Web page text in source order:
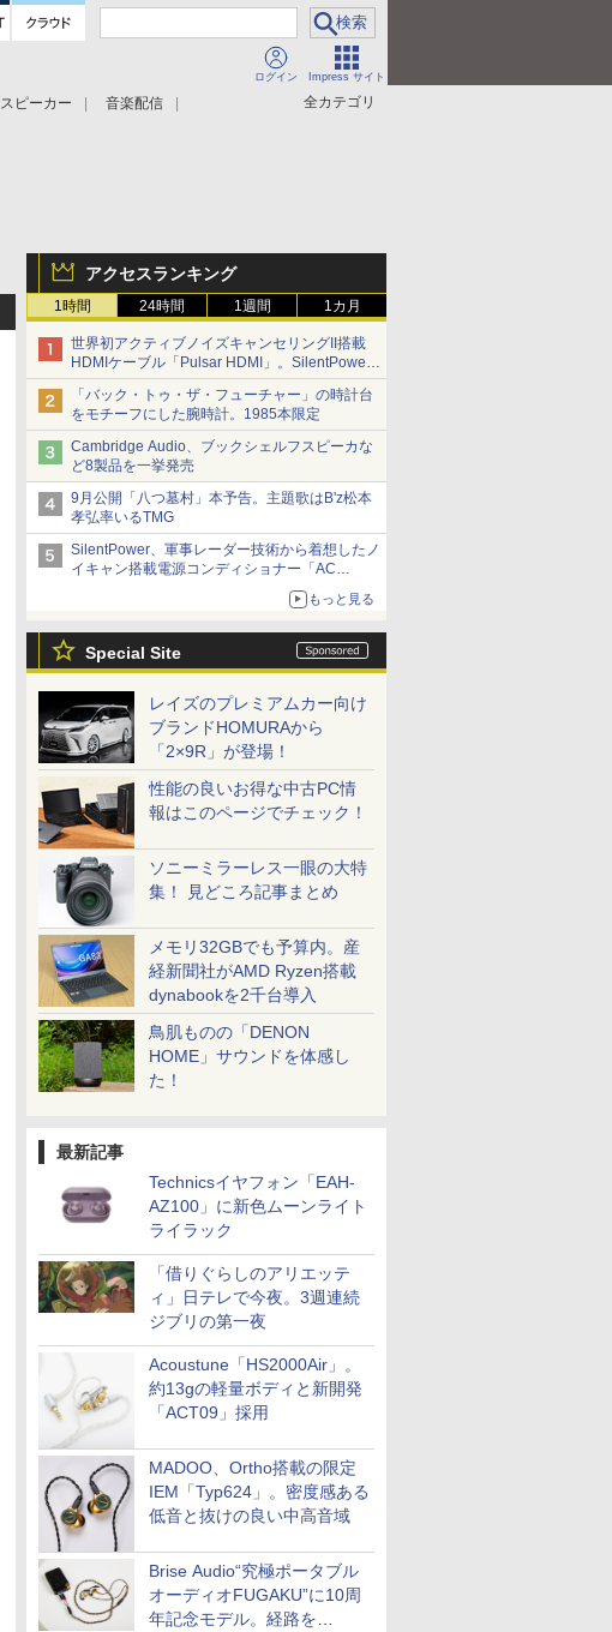
ログイン Impress サイト
全カテゴリ
スピーカー
音楽配信
アクセスランキング
1時間 24時間 1週間 1カ月
世界初アクティブノイズキャンセリングII搭載
HDMIケーブル「Pulsar HDMI」。SilentPower
から
「バック・トゥ・ザ・フューチャー」の時計台
をモチーフにした腕時計。1985本限定
Cambridge Audio、ブックシェルフスピーカな
ど8製品を一挙発売
9月公開「八つ墓村」本予告。主題歌はB'z松本
孝弘率いるTMG
SilentPower、軍事レーダー技術から着想したノ
イキャン搭載電源コンディショナー「AC
もっと見る
Special Site
レイズのプレミアムカー向け
ブランドHOMURAから
「2×9R」が登場！
性能の良いお得な中古PC情
報はこのページでチェック！
ソニーミラーレス一眼の大特
集！ 見どころ記事まとめ
メモリ32GBでも予算内。産
経新聞社がAMD Ryzen搭載
dynabookを2千台導入
鳥肌ものの「DENON
HOME」サウンドを体感し
た！
最新記事
Technicsイヤフォン「EAH-
AZ100」に新色ムーンライト
ライラック
「借りぐらしのアリエッテ
ィ」日テレで今夜。3週連続
ジブリの第一夜
Acoustune「HS2000Air」。
約13gの軽量ボディと新開発
「ACT09」採用
MADOO、Ortho搭載の限定
IEM「Typ624」。密度感ある
低音と抜けの良い中高音域
Brise Audio“究極ポータブル
オーディオFUGAKU”に10周
年記念モデル。経路を